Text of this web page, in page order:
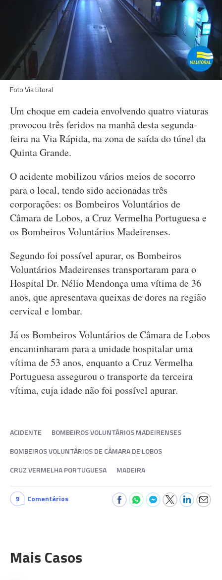
Foto Via Litoral
Um choque em cadeia envolvendo quatro viaturas
provocou três feridos na manhã desta segunda-
feira na Via Rápida, na zona de saída do túnel da
Quinta Grande.
O acidente mobilizou vários meios de socorro
para o local, tendo sido accionadas três
corporações: os Bombeiros Voluntários de
Câmara de Lobos, a Cruz Vermelha Portuguesa e
os Bombeiros Voluntários Madeirenses.
Segundo foi possível apurar, os Bombeiros
Voluntários Madeirenses transportaram para o
Hospital Dr. Nélio Mendonça uma vítima de 36
anos, que apresentava queixas de dores na região
cervical e lombar.
Já os Bombeiros Voluntários de Câmara de Lobos
encaminharam para a unidade hospitalar uma
vítima de 53 anos, enquanto a Cruz Vermelha
Portuguesa assegurou o transporte da terceira
vítima, cuja idade não foi possível apurar.
ACIDENTE
BOMBEIROS VOLUNTÁRIOS MADEIRENSES
BOMBEIROS VOLUNTÁRIOS DE CÂMARA DE LOBOS
CRUZ VERMELHA PORTUGUESA
MADEIRA
9 Comentários
Mais Casos